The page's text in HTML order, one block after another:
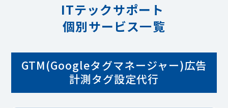
ITテックサポート
個別サービス一覧
GTM(Googleタグマネージャー)広告
計測タグ設定代行